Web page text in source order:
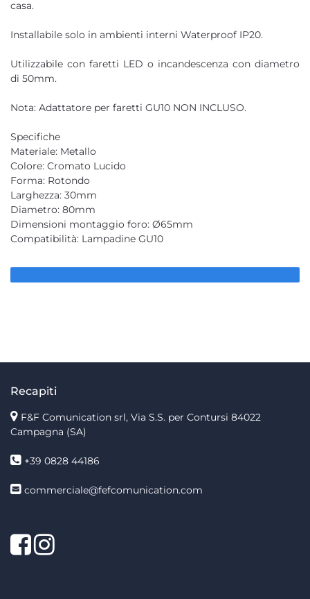
casa.
Installabile solo in ambienti interni Waterproof IP20.
Utilizzabile con faretti LED o incandescenza con diametro
di 50mm.
Nota: Adattatore per faretti GU10 NON INCLUSO.
Specifiche
Materiale: Metallo
Colore: Cromato Lucido
Forma: Rotondo
Larghezza: 30mm
Diametro: 80mm
Dimensioni montaggio foro: Ø65mm
Compatibilità: Lampadine GU10
Recapiti
F&F Comunication srl, Via S.S. per Contursi 84022
Campagna (SA)
+39 0828 44186
commerciale@fefcomunication.com
Facebook
Twitter